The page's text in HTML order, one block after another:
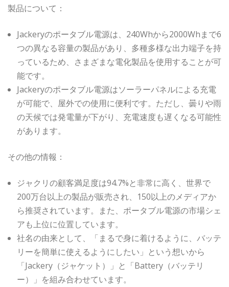
製品について：
Jackeryのポータブル電源は、240Whから2000Whまで6
つの異なる容量の製品があり、多種多様な出力端子を持
っているため、さまざまな電化製品を使用することが可
能です。
Jackeryのポータブル電源はソーラーパネルによる充電
が可能で、屋外での使用に便利です。ただし、曇りや雨
の天候では発電量が下がり、充電速度も遅くなる可能性
があります。
その他の情報：
ジャクリの顧客満足度は94.7%と非常に高く、世界で
200万台以上の製品が販売され、150以上のメディアか
ら推奨されています。また、ポータブル電源の市場シェ
アも上位に位置しています。
社名の由来として、「まるで身に着けるように、バッテ
リーを簡単に使えるようにしたい」という想いから
「Jackery（ジャケット）」と「Battery（バッテリ
ー）」を組み合わせています。